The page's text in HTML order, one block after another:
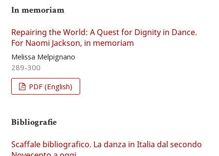
In memoriam
Repairing the World: A Quest for Dignity in Dance.
For Naomi Jackson, in memoriam
Melissa Melpignano
289-300
PDF (English)
Bibliografie
Scaffale bibliografico. La danza in Italia dal secondo